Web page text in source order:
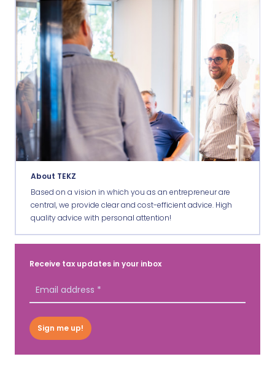
About TEKZ
Based on a vision in which you as an entrepreneur are
central, we provide clear and cost-efficient advice. High
quality advice with personal attention!
Receive tax updates in your inbox
Sign me up!